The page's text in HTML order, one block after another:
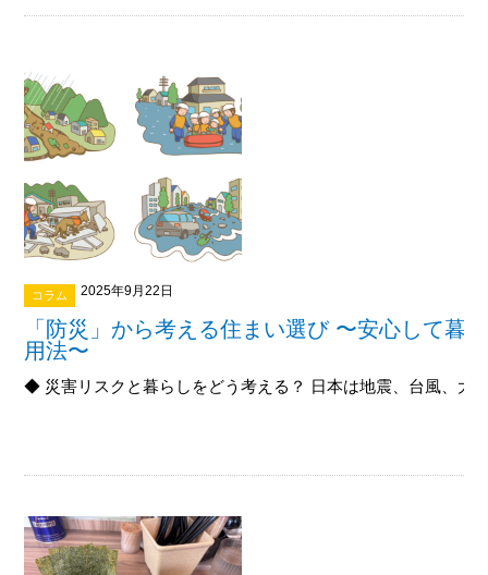
コラム 2025年9月22日
「防災」から考える住まい選び 〜安心して暮
用法〜
◆ 災害リスクと暮らしをどう考える？ 日本は地震、台風、大